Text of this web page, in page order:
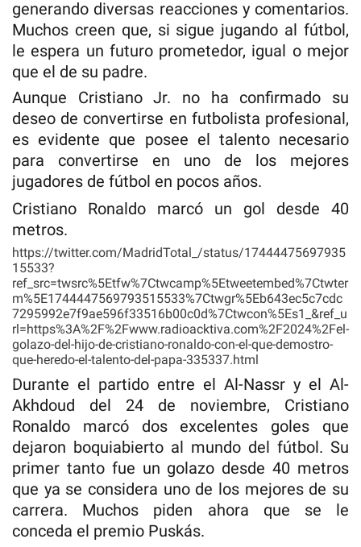
generando diversas reacciones y comentarios.
Muchos creen que, si sigue jugando al fútbol,
le espera un futuro prometedor, igual o mejor
que el de su padre.
Aunque Cristiano Jr. no ha confirmado su
deseo de convertirse en futbolista profesional,
es evidente que posee el talento necesario
para convertirse en uno de los mejores
jugadores de fútbol en pocos años.
Cristiano Ronaldo marcó un gol desde 40
metros.
https://twitter.com/MadridTotal_/status/17444475697935
15533?
ref_src=twsrc%5Etfw%7Ctwcamp%5Etweetembed%7Ctwter
m%5E1744447569793515533%7Ctwgr%5Eb643ec5c7cdc
7295992e7f9ae596f33516b00c0d%7Ctwcon%5Es1_&ref_u
rl=https%3A%2F%2Fwww.radioacktiva.com%2F2024%2Fel-
golazo-del-hijo-de-cristiano-ronaldo-con-el-que-demostro-
que-heredo-el-talento-del-papa-335337.html
Durante el partido entre el Al-Nassr y el Al-
Akhdoud del 24 de noviembre, Cristiano
Ronaldo marcó dos excelentes goles que
dejaron boquiabierto al mundo del fútbol. Su
primer tanto fue un golazo desde 40 metros
que ya se considera uno de los mejores de su
carrera. Muchos piden ahora que se le
conceda el premio Puskás.